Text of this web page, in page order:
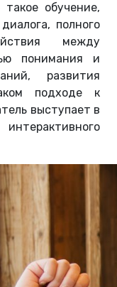
обучение,
полного
между
понимания и
развития
подходе к
выступает в